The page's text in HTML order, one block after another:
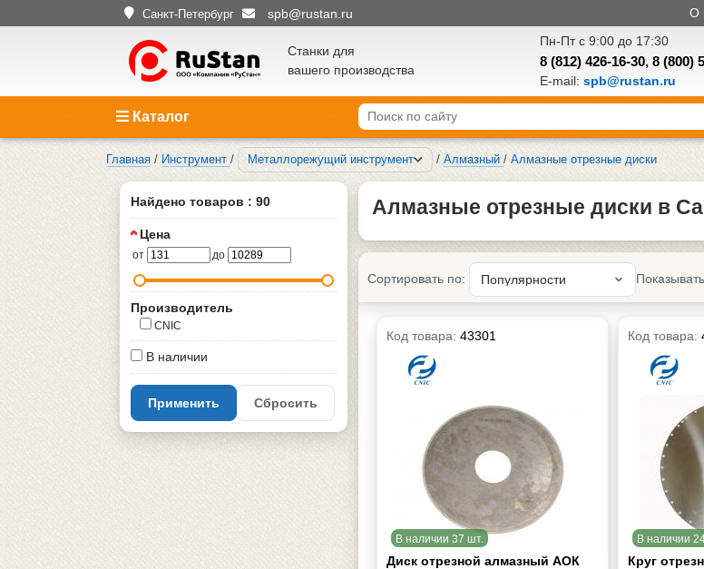
Санкт-Петербург spb@rustan.ru О
Станки для
вашего производства
Пн-Пт с 9:00 до 17:30
8 (812) 426-16-30, 8 (800)
E-mail: spb@rustan.ru
Каталог
Главная / Инструмент / Металлорежущий инструмент / Алмазный / Алмазные отрезные диски
Алмазные отрезные диски в
Найдено товаров : 90
Цена
от до
Производитель
CNIC
В наличии
Применить Сбросить
Сортировать по:
Код товара: 43301
В наличии 37 шт.
Диск отрезной алмазный АОК
Код товара:
В наличии
Круг